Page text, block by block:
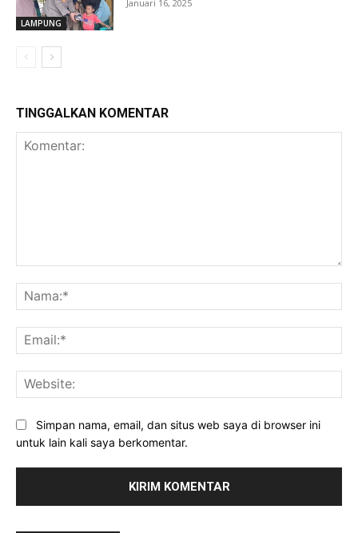
LAMPUNG
Januari 16, 2025
TINGGALKAN KOMENTAR
Simpan nama, email, dan situs web saya di browser ini
untuk lain kali saya berkomentar.